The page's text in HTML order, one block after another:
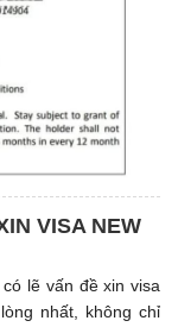
VISA NEW
lẽ vấn đề xin visa
nhất, không chỉ